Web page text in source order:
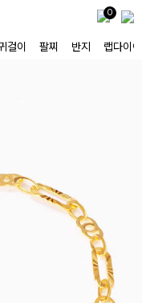
0
걸이 팔찌 반지 랩다이아